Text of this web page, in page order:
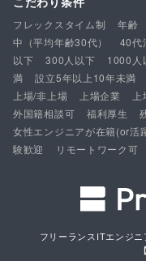
フレックスタイム制 年齢
中（平均年齢30代）
40代
以下
300人以下 1000人
満
設立5年以上10年未満
上場/非上場
上場企業
外国籍相談可
福利厚生
女性エンジニアが在籍(or活
験歓迎
リモートワーク可
フリーランスITエンジニ